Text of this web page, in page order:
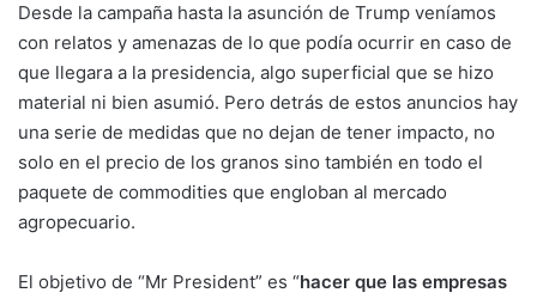
Desde la campaña hasta la asunción de Trump veníamos
con relatos y amenazas de lo que podía ocurrir en caso de
que llegara a la presidencia, algo superficial que se hizo
material ni bien asumió. Pero detrás de estos anuncios hay
una serie de medidas que no dejan de tener impacto, no
solo en el precio de los granos sino también en todo el
paquete de commodities que engloban al mercado
agropecuario.
El objetivo de “Mr President” es “hacer que las empresas